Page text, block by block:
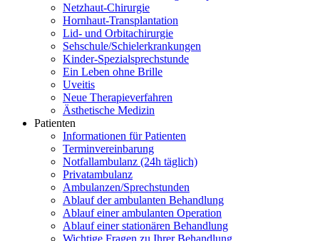
Netzhaut-Chirurgie
Hornhaut-Transplantation
Lid- und Orbitachirurgie
Sehschule/Schielerkrankungen
Kinder-Spezialsprechstunde
Ein Leben ohne Brille
Uveitis
Neue Therapieverfahren
Ästhetische Medizin
Patienten
Informationen für Patienten
Terminvereinbarung
Notfallambulanz (24h täglich)
Privatambulanz
Ambulanzen/Sprechstunden
Ablauf der ambulanten Behandlung
Ablauf einer ambulanten Operation
Ablauf einer stationären Behandlung
Wichtige Fragen zu Ihrer Behandlung